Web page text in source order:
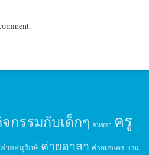
กรรมกับเด็กๆ คนชรา ครู
ค่ายอนุรักษ์ ค่ายอาสา ค่ายเกษตร งาน